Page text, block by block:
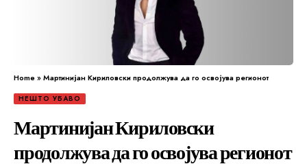
Home»Мартинијан Кириловски продолжува да го освојува регионот
НЕШТО УБАВО
Мартинијан Кириловски
продолжува да го освојува регионот